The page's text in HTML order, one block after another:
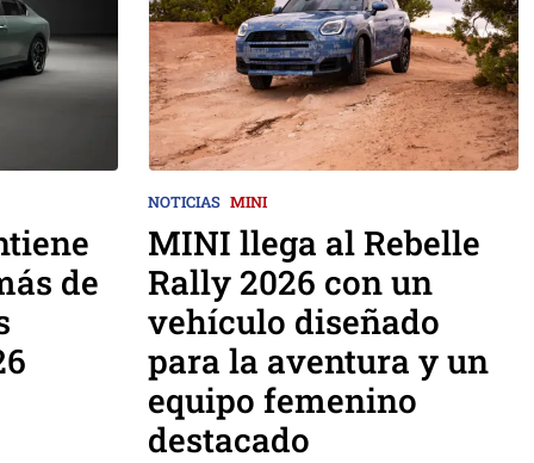
de
NOTICIAS MINI
MINI llega al Rebelle
Rally 2026 con un
vehículo diseñado
para la aventura y un
equipo femenino
destacado